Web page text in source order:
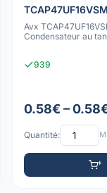
Avx
Condensateur au
939
0.58€ –
Quantité: